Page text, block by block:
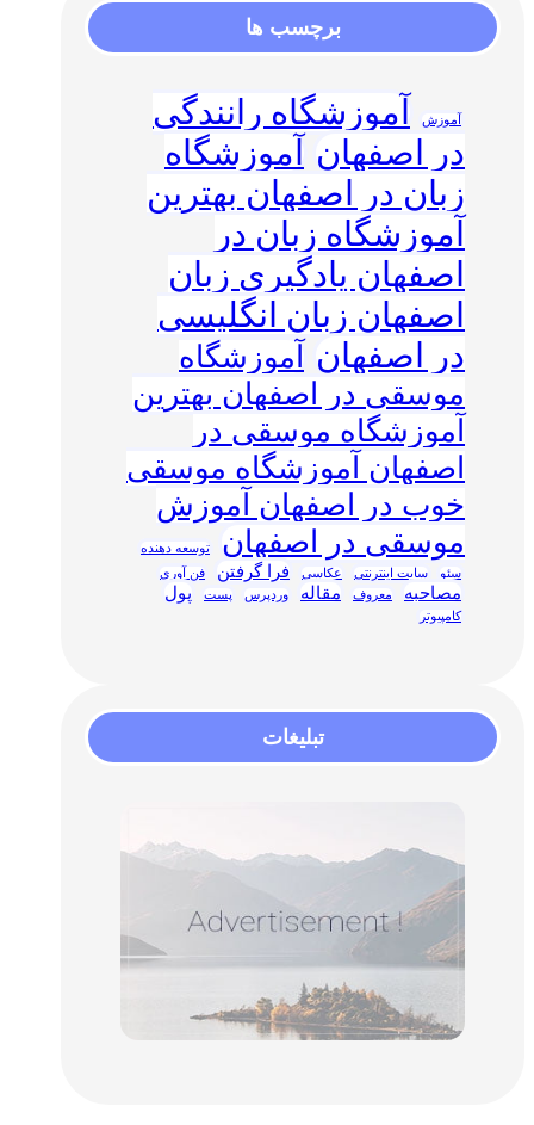
برچسب ها
آموزش
آموزشگاه رانندگی
در اصفهان
آموزشگاه
زبان در اصفهان بهترین
آموزشگاه زبان در
اصفهان یادگیری زبان
اصفهان زبان انگلیسی
در اصفهان
آموزشگاه
موسقی در اصفهان بهترین
آموزشگاه موسقی در
اصفهان آموزشگاه موسقی
خوب در اصفهان آموزش
موسقی در اصفهان
توسعه دهنده
سئو
سایت اینترنتی عکاسی فرا گرفتن فن آوری
مصاحبه معروف مقاله وردپرس پست پول
کامپیوتر
تبلیغات